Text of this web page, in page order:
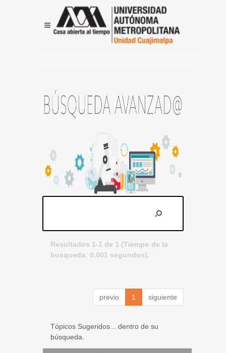
Resultados 1-1 de 1 (Tiempo de la
busqueda: 0.001 segundos).
previo 1 siguiente
Tópicos Sugeridos... dentro de su
búsqueda.